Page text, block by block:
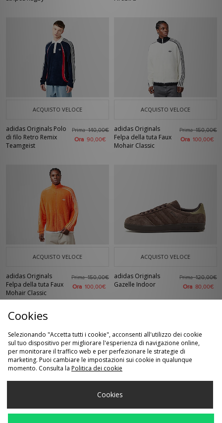
ACQUISTO VELOCE
adidas Originals Polo
di filo Retro Remix
Teamgeist
Prima140,00€
Ora 90,00€
ACQUISTO VELOCE
adidas Originals
Felpa della tuta Faux
Mohair Classic
Prima150,00€
Ora 100,00€
ACQUISTO VELOCE
adidas Originals
Felpa della tuta Faux
Mohair Classic
Prima150,00€
Ora 100,00€
ACQUISTO VELOCE
adidas Originals
Gazelle Indoor
Prima120,00€
Ora 80,00€
Cookies
Selezionando "Accetta tutti i cookie", acconsenti all'utilizzo dei cookie
sul tuo dispositivo per migliorare l'esperienza di navigazione online,
per monitorare il traffico web e per perfezionare le strategie di
marketing. Puoi cambiare le impostazioni sui cookie in qualunque
momento. Consulta la Politica dei cookie
Cookies